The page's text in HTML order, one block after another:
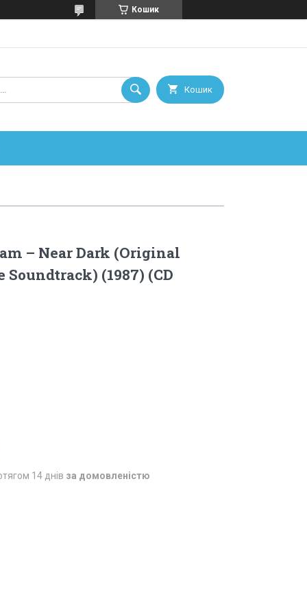
Кошик
Кошик
– Near Dark (Original
(1987) (CD
14 днів за домовленістю